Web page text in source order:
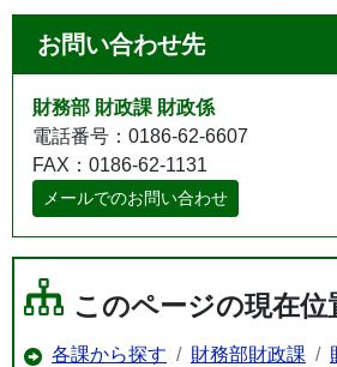
お問い合わせ先
財務部 財政課 財政係
電話番号：0186-62-6607
FAX：0186-62-1131
メールでのお問い合わせ
このページの現在位
各課から探す 財務部財政課